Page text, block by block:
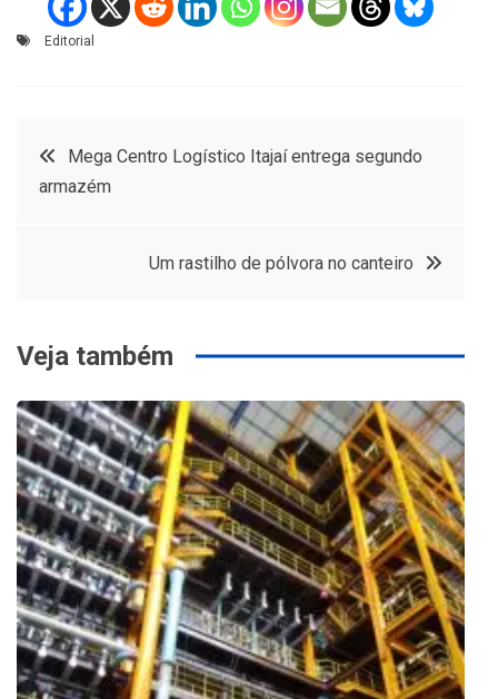
Editorial
Navegação
Mega Centro Logístico Itajaí entrega segundo
armazém
Um rastilho de pólvora no canteiro
Veja também